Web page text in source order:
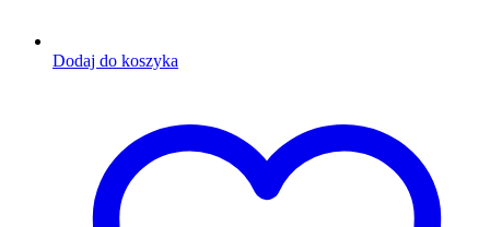
Dodaj do koszyka